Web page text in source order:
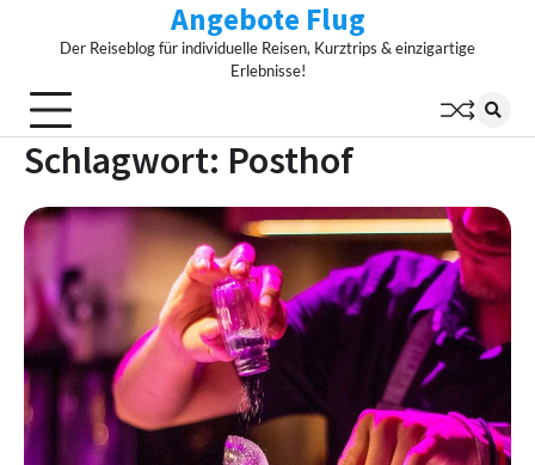
Angebote Flug
Der Reiseblog für individuelle Reisen, Kurztrips & einzigartige
Erlebnisse!
Schlagwort: Posthof